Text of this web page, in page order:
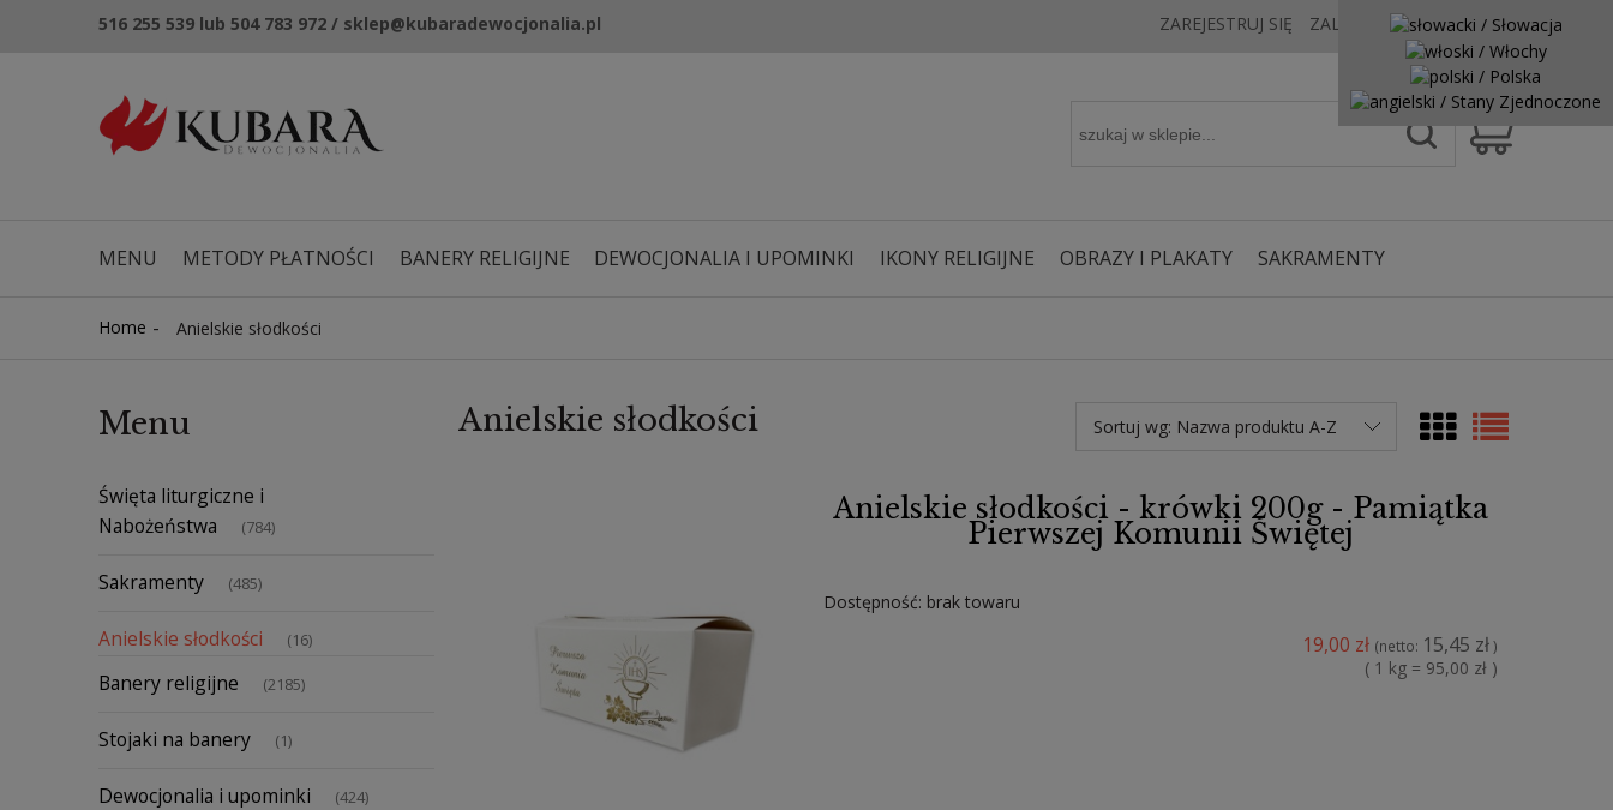
516 255 539 lub 504 783 972 / sklep@kubaradewocjonalia.pl ZAREJESTRUJ SIĘ ZALOGUJ SIĘ KONTAKT
MENU METODY PŁATNOŚCI BANERY RELIGIJNE DEWOCJONALIA I UPOMINKI IKONY RELIGIJNE OBRAZY I PLAKATY
SAKRAMENTY
Home - Anielskie słodkości
Menu
Święta liturgiczne i
Nabożeństwa
(784)
Sakramenty (485)
Anielskie słodkości (16)
Banery religijne (2185)
Stojaki na banery (1)
Dewocjonalia i upominki (424)
Anielskie słodkości Sortuj wg: Nazwa produktu A-Z
Anielskie słodkości - krówki 200g - Pamiątka
Pierwszej Komunii Świętej
Dostępność: brak towaru
19,00 zł (netto: 15,45 zł)
( 1 kg = 95,00 zł )